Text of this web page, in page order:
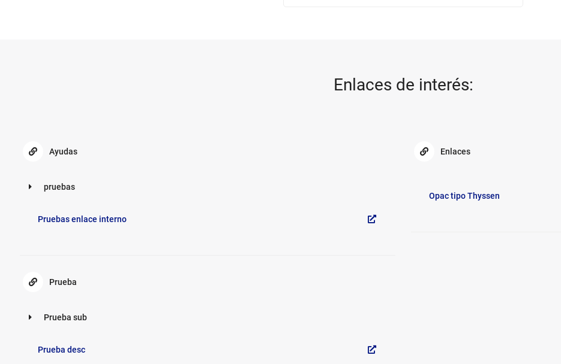
Enlaces de interés:
Ayudas
pruebas
Pruebas enlace interno
Enlaces
Opac tipo Thyssen
Prueba
Prueba sub
sub
Prueba desc